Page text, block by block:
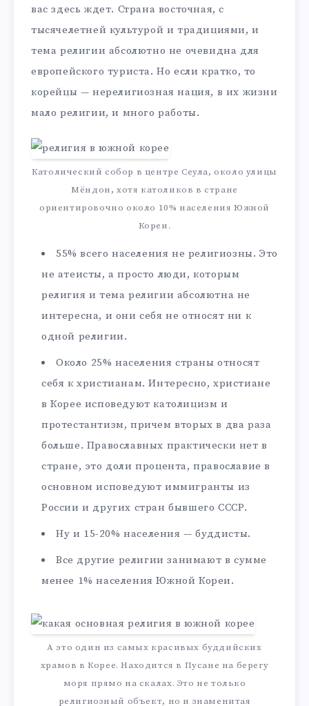
вас здесь ждет. Страна восточная, с
тысячелетней культурой и традициями, и
тема религии абсолютно не очевидна для
европейского туриста. Но если кратко, то
корейцы — нерелигиозная нация, в их жизни
мало религии, и много работы.
Католический собор в центре Сеула, около улицы
Мёндон, хотя католиков в стране
ориентировочно около 10% населения Южной
Кореи.
55% всего населения не религиозны. Это
не атеисты, а просто люди, которым
религия и тема религии абсолютна не
интересна, и они себя не относят ни к
одной религии.
Около 25% населения страны относят
себя к христианам. Интересно, христиане
в Корее исповедуют католицизм и
протестантизм, причем вторых в два раза
больше. Православных практически нет в
стране, это доли процента, православие в
основном исповедуют иммигранты из
России и других стран бывшего СССР.
Ну и 15-20% населения — буддисты.
Все другие религии занимают в сумме
менее 1% населения Южной Кореи.
А это один из самых красивых буддийских
храмов в Корее. Находится в Пусане на берегу
моря прямо на скалах. Это не только
религиозный объект, но и знаменитая